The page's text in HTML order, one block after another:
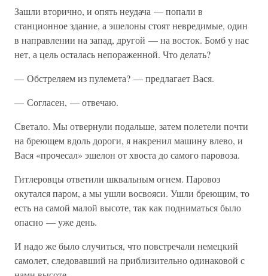
Зашли вторично, и опять неудача — попали в
станционное здание, а эшелоны стоят невредимые, один
в направлении на запад, другой — на восток. Бомб у нас
нет, а цель осталась непораженной. Что делать?
— Обстреляем из пулемета? — предлагает Вася.
— Согласен, — отвечаю.
Светало. Мы отвернули подальше, затем полетели почти
на бреющем вдоль дороги, я накренил машину влево, и
Вася «прочесал» эшелон от хвоста до самого паровоза.
Гитлеровцы ответили шквальным огнем. Паровоз
окутался паром, а мы ушли восвояси. Ушли бреющим, то
есть на самой малой высоте, так как подниматься было
опасно — уже день.
И надо же было случиться, что повстречали немецкий
самолет, следовавший на приблизительно одинаковой с